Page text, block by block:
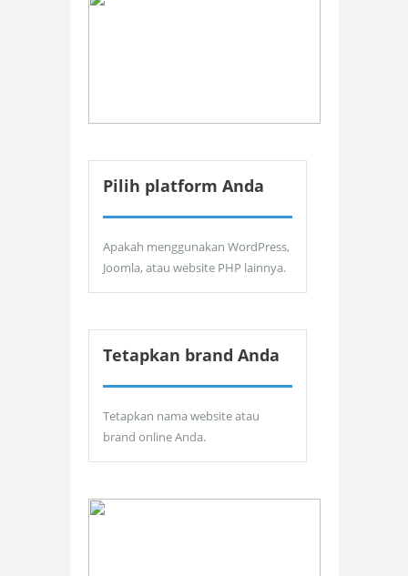
Pilih platform Anda
Apakah menggunakan WordPress,
Joomla, atau website PHP lainnya.
Tetapkan brand Anda
Tetapkan nama website atau
brand online Anda.